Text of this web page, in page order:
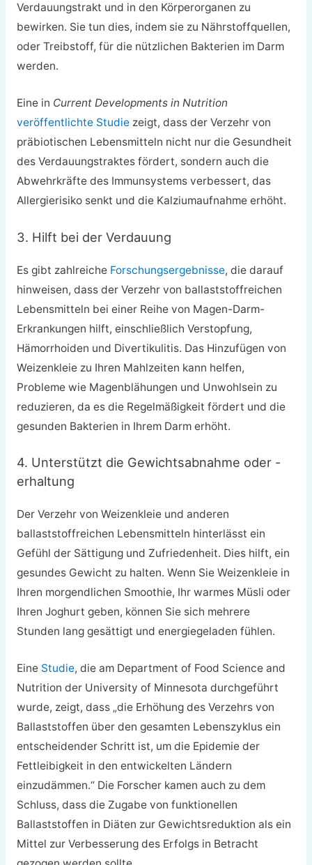
Verdauungstrakt und in den Körperorganen zu
bewirken. Sie tun dies, indem sie zu Nährstoffquellen,
oder Treibstoff, für die nützlichen Bakterien im Darm
werden.
Eine in Current Developments in Nutrition
veröffentlichte Studiezeigt, dass der Verzehr von
präbiotischen Lebensmitteln nicht nur die Gesundheit
des Verdauungstraktes fördert, sondern auch die
Abwehrkräfte des Immunsystems verbessert, das
Allergierisiko senkt und die Kalziumaufnahme erhöht.
3. Hilft bei der Verdauung
Es gibt zahlreiche Forschungsergebnisse, die darauf
hinweisen, dass der Verzehr von ballaststoffreichen
Lebensmitteln bei einer Reihe von Magen-Darm-
Erkrankungen hilft, einschließlich Verstopfung,
Hämorrhoiden und Divertikulitis. Das Hinzufügen von
Weizenkleie zu Ihren Mahlzeiten kann helfen,
Probleme wie Magenblähungen und Unwohlsein zu
reduzieren, da es die Regelmäßigkeit fördert und die
gesunden Bakterien in Ihrem Darm erhöht.
4. Unterstützt die Gewichtsabnahme oder -
erhaltung
Der Verzehr von Weizenkleie und anderen
ballaststoffreichen Lebensmitteln hinterlässt ein
Gefühl der Sättigung und Zufriedenheit. Dies hilft, ein
gesundes Gewicht zu halten. Wenn Sie Weizenkleie in
Ihren morgendlichen Smoothie, Ihr warmes Müsli oder
Ihren Joghurt geben, können Sie sich mehrere
Stunden lang gesättigt und energiegeladen fühlen.
Eine Studie, die am Department of Food Science and
Nutrition der University of Minnesota durchgeführt
wurde, zeigt, dass „die Erhöhung des Verzehrs von
Ballaststoffen über den gesamten Lebenszyklus ein
entscheidender Schritt ist, um die Epidemie der
Fettleibigkeit in den entwickelten Ländern
einzudämmen.“ Die Forscher kamen auch zu dem
Schluss, dass die Zugabe von funktionellen
Ballaststoffen in Diäten zur Gewichtsreduktion als ein
Mittel zur Verbesserung des Erfolgs in Betracht